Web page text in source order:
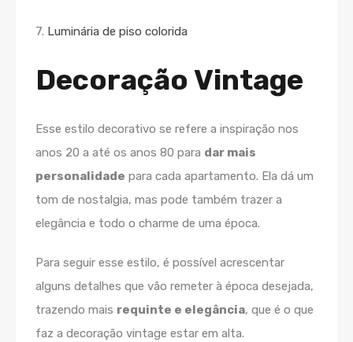
7. Luminária de piso colorida
Decoração Vintage
Esse estilo decorativo se refere a inspiração nos
anos 20 a até os anos 80 para dar mais
personalidade para cada apartamento. Ela dá um
tom de nostalgia, mas pode também trazer a
elegância e todo o charme de uma época.
Para seguir esse estilo, é possível acrescentar
alguns detalhes que vão remeter à época desejada,
trazendo mais requinte e elegância, que é o que
faz a decoração vintage estar em alta.